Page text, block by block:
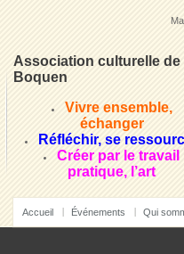
Association culturelle de
Boquen
Vivre ensemble,
échanger
Réfléchir, se
Créer par le travail
pratique, l’art
Accueil Événements Qui